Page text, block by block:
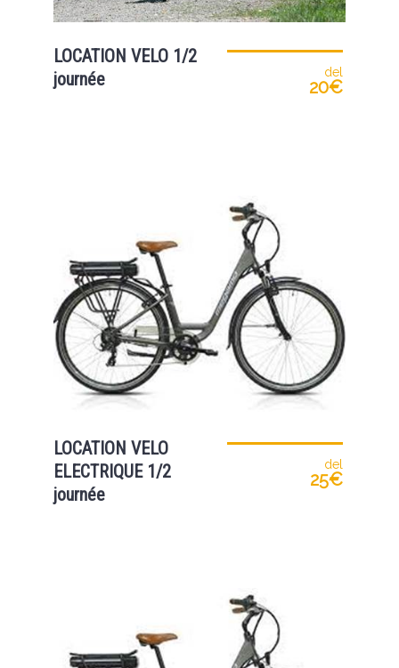
LOCATION VELO 1/2
journée
del
20€
LOCATION VELO
ELECTRIQUE 1/2
journée
del
25€